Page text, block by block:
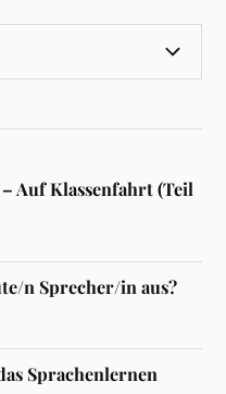
Auf Klassenfahrt (Teil
n Sprecher/in aus?
Sprachenlernen